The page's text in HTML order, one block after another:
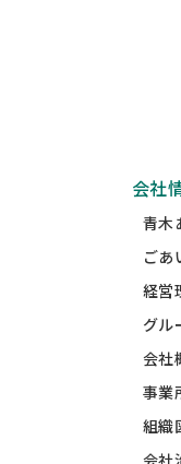
会社
青木
ごあ
経営
グル
会社
事業
組織
会社